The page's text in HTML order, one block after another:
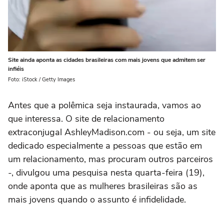
Site ainda aponta as cidades brasileiras com mais jovens que admitem ser
infiéis
Foto: iStock / Getty Images
Antes que a polêmica seja instaurada, vamos ao
que interessa. O site de relacionamento
extraconjugal AshleyMadison.com - ou seja, um site
dedicado especialmente a pessoas que estão em
um relacionamento, mas procuram outros parceiros
-, divulgou uma pesquisa nesta quarta-feira (19),
onde aponta que as mulheres brasileiras são as
mais jovens quando o assunto é infidelidade.